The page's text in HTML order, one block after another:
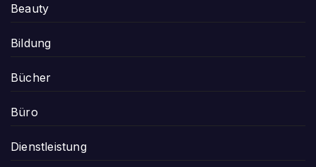
Beauty
Bildung
Bücher
Büro
Dienstleistung